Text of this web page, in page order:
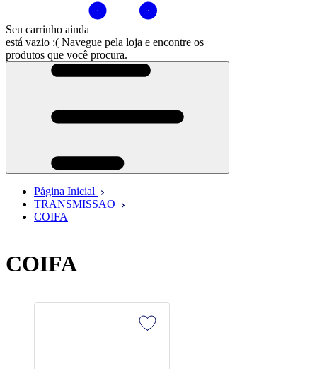
Seu carrinho ainda
está vazio :( Navegue pela loja e encontre os
produtos que você procura.
Página Inicial
TRANSMISSAO
COIFA
COIFA